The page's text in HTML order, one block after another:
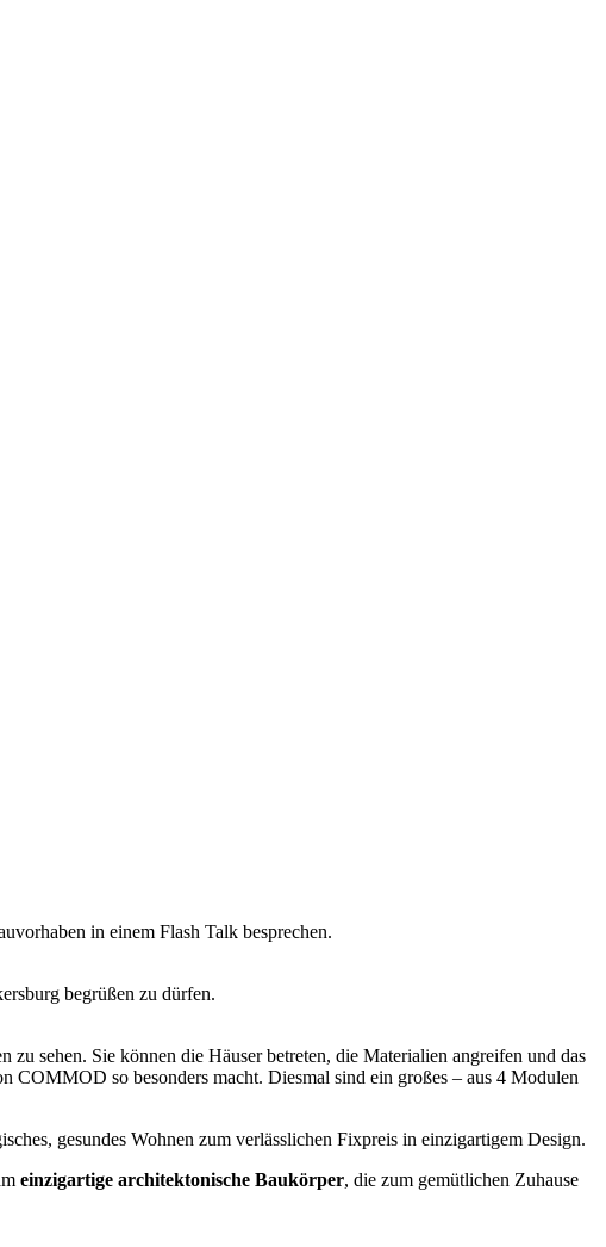
in einem Flash Talk besprechen.
begrüßen zu dürfen.
sehen. Sie können die Häuser betreten, die Materialien angreifen und das
COMMOD so besonders macht. Diesmal sind ein großes – aus 4 Modulen
gesundes Wohnen zum verlässlichen Fixpreis in einzigartigem Design.
einzigartige architektonische Baukörper, die zum gemütlichen Zuhause